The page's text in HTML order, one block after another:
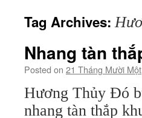
Tag Archives:
Nhang tàn
Posted on 21 Tháng Mười
Hương Thủy Đó
nhang tàn thắp